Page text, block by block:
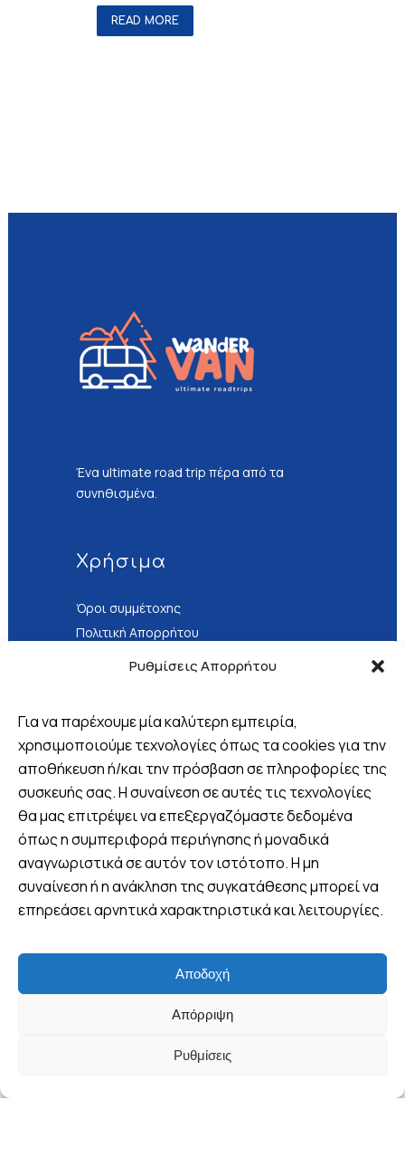
Ρυθμίσεις Απορρήτου
Για να παρέχουμε μία καλύτερη εμπειρία,
χρησιμοποιούμε τεχνολογίες όπως τα cookies για την
αποθήκευση ή/και την πρόσβαση σε πληροφορίες της
συσκευής σας. Η συναίνεση σε αυτές τις τεχνολογίες
θα μας επιτρέψει να επεξεργαζόμαστε δεδομένα
όπως η συμπεριφορά περιήγησης ή μοναδικά
αναγνωριστικά σε αυτόν τον ιστότοπο. Η μη
συναίνεση ή η ανάκληση της συγκατάθεσης μπορεί να
επηρεάσει αρνητικά χαρακτηριστικά και λειτουργίες.
Αποδοχή
Απόρριψη
Ρυθμίσεις
READ MORE
Ένα ultimate road trip πέρα από τα
συνηθισμένα.
Χρήσιμα
Όροι συμμέτοχης
Πολιτική Απορρήτου
Τρόποι Πληρωμής
Βρείτε μας
Πλ. 25ης Μαρτίου 8, Λουτράκι,
Ελλάδα
+30 6970 047952 (Viber -
WhatsApp)
info@wandervan.gr